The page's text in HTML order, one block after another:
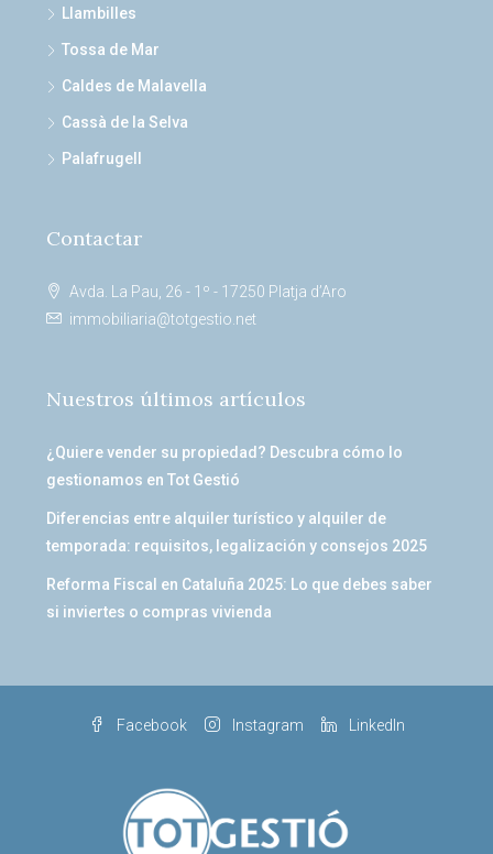
Llambilles
Tossa de Mar
Caldes de Malavella
Cassà de la Selva
Palafrugell
Contactar
Avda. La Pau, 26 - 1º - 17250 Platja d’Aro
immobiliaria@totgestio.net
Nuestros últimos artículos
¿Quiere vender su propiedad? Descubra cómo lo
gestionamos en Tot Gestió
Diferencias entre alquiler turístico y alquiler de
temporada: requisitos, legalización y consejos 2025
Reforma Fiscal en Cataluña 2025: Lo que debes saber
si inviertes o compras vivienda
Facebook Instagram LinkedIn